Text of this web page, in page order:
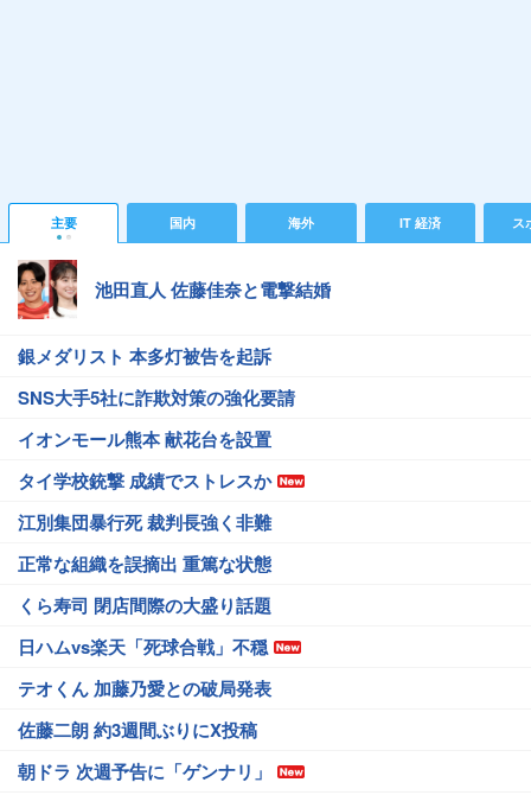
主要 国内 海外 IT 経済 ス
池田直人 佐藤佳奈と電撃結婚
銀メダリスト 本多灯被告を起訴
SNS大手5社に詐欺対策の強化要請
イオンモール熊本 献花台を設置
タイ学校銃撃 成績でストレスか
江別集団暴行死 裁判長強く非難
正常な組織を誤摘出 重篤な状態
くら寿司 閉店間際の大盛り話題
日ハムvs楽天「死球合戦」不穏
テオくん 加藤乃愛との破局発表
佐藤二朗 約3週間ぶりにX投稿
朝ドラ 次週予告に「ゲンナリ」